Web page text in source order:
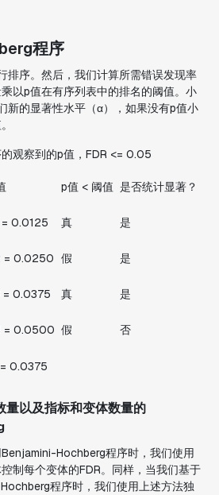
程序
排序。然后，我们计算所需错误发现率
以p值在有序列表中的排名的阈值。小
新的显著性水平（α），如果没有p值小
观察到的p值，FDR <= 0.05
p值 < 阈值 是否统计显著？
0.0125 真 是
0.0250 假 是
0.0375 真 是
0.0500 假 否
0.0375
量以及指标和变体数量的
Hochberg程序时，我们使用
制每个变体的FDR。同样，当我们基于
程序时，我们使用上述方法独